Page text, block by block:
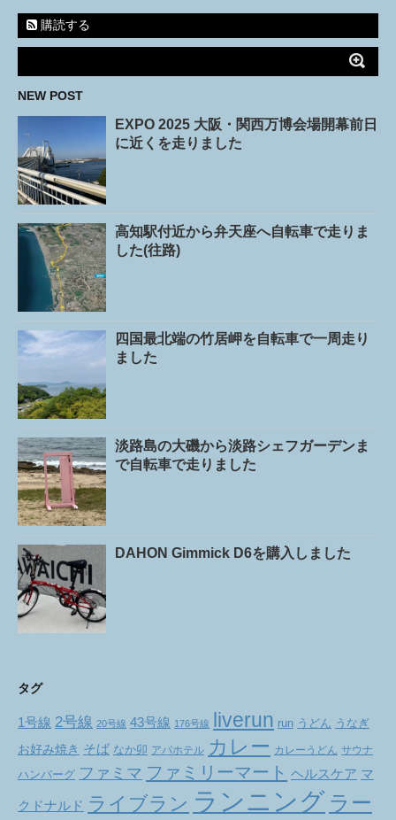
購読する
NEW POST
EXPO 2025 大阪・関西万博会場開幕前日
に近くを走りました
高知駅付近から弁天座へ自転車で走りま
した(往路)
四国最北端の竹居岬を自転車で一周走り
ました
淡路島の大磯から淡路シェフガーデンま
で自転車で走りました
DAHON Gimmick D6を購入しました
タグ
1号線 2号線 20号線 43号線 176号線 liverun run うどん うなぎ
お好み焼き そば なか卯 アパホテル カレー カレーうどん サウナ
ハンバーグ ファミマ ファミリーマート ヘルスケア マ
クドナルド ライブラン ランニング ラー